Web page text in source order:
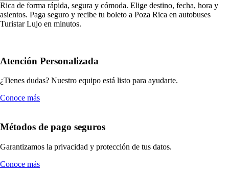
Rica de forma rápida, segura y cómoda. Elige destino, fecha, hora y
asientos. Paga seguro y recibe tu boleto a Poza Rica en autobuses
Turistar Lujo en minutos.
Atención Personalizada
¿Tienes dudas? Nuestro equipo está listo para ayudarte.
Conoce más
Métodos de pago seguros
Garantizamos la privacidad y protección de tus datos.
Conoce más